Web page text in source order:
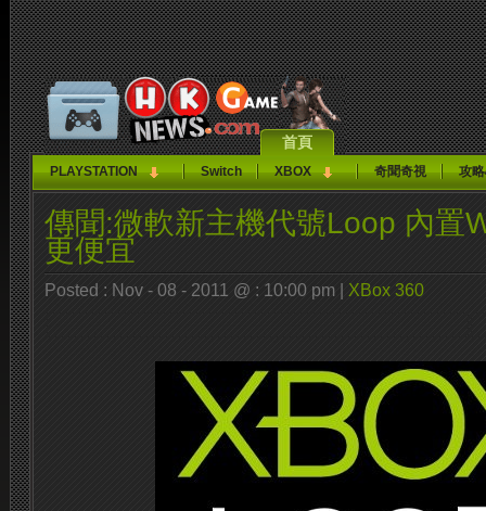
首頁
PLAYSTATION Switch XBOX 奇聞奇視 攻
傳聞:微軟新主機代號Loop 內置
更便宜
Posted : Nov - 08 - 2011 @ : 10:00 pm | XBox 360